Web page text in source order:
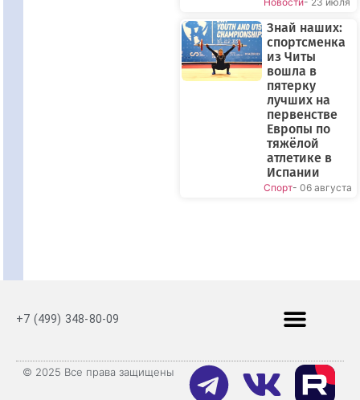
Знай наших:
спортсменка
из Читы
вошла в
пятерку
лучших на
первенстве
Европы по
тяжёлой
атлетике в
Испании
Спорт- 06 августа
+7 (499) 348-80-09
© 2025 Все права защищены